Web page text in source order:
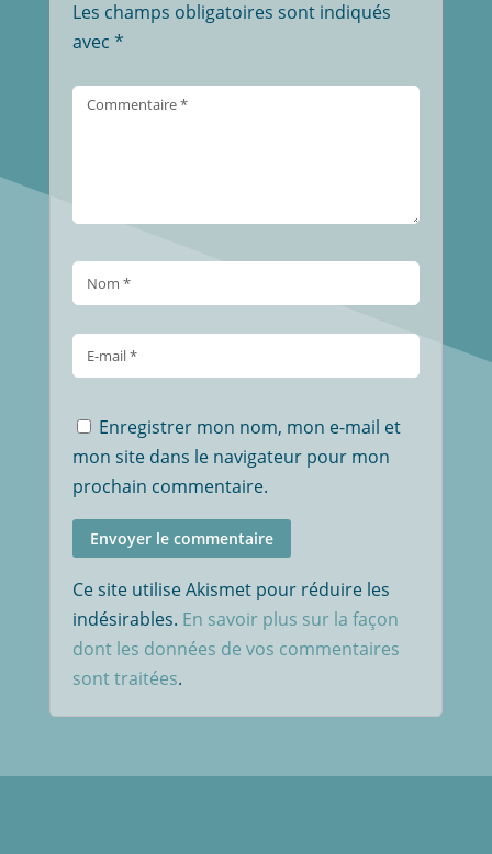
Les champs obligatoires sont indiqués
avec *
Enregistrer mon nom, mon e-mail et
mon site dans le navigateur pour mon
prochain commentaire.
Envoyer le commentaire
Ce site utilise Akismet pour réduire les
indésirables. En savoir plus sur la façon
dont les données de vos commentaires
sont traitées.